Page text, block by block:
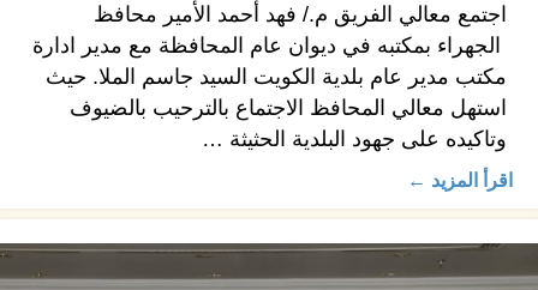
اجتمع معالي الفريق م./ فهد أحمد الأمير محافظ
الجهراء بمكتبه في ديوان عام المحافظة مع مدير ادارة
مكتب مدير عام بلدية الكويت السيد جاسم الملا. حيث
استهل معالي المحافظ الاجتماع بالترحيب بالضيوف
وتاكيده على جهود البلدية الحثيثة …
اقرأ المزيد ←